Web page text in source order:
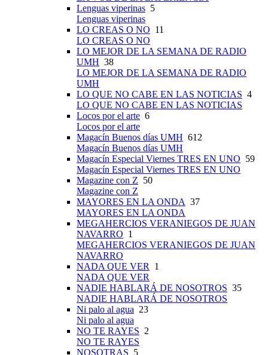
Lenguas viperinas 5
Lenguas viperinas
LO CREAS O NO 11
LO CREAS O NO
LO MEJOR DE LA SEMANA DE RADIO
UMH 38
LO MEJOR DE LA SEMANA DE RADIO
UMH
LO QUE NO CABE EN LAS NOTICIAS 4
LO QUE NO CABE EN LAS NOTICIAS
Locos por el arte 6
Locos por el arte
Magacín Buenos días UMH 612
Magacín Buenos días UMH
Magacín Especial Viernes TRES EN UNO 59
Magacín Especial Viernes TRES EN UNO
Magazine con Z 50
Magazine con Z
MAYORES EN LA ONDA 37
MAYORES EN LA ONDA
MEGAHERCIOS VERANIEGOS DE JUAN
NAVARRO 1
MEGAHERCIOS VERANIEGOS DE JUAN
NAVARRO
NADA QUE VER 1
NADA QUE VER
NADIE HABLARÁ DE NOSOTROS 35
NADIE HABLARÁ DE NOSOTROS
Ni palo al agua 23
Ni palo al agua
NO TE RAYES 2
NO TE RAYES
NOSOTRAS 5